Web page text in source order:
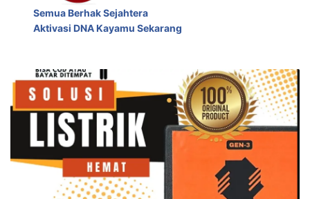
Semua Berhak Sejahtera
Aktivasi DNA Kayamu Sekarang